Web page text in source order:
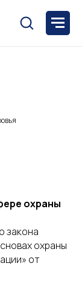
охраны
закона
охраны
от